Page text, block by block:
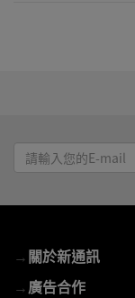
請
輸
E-
mail
→關於新通訊
→廣告合作